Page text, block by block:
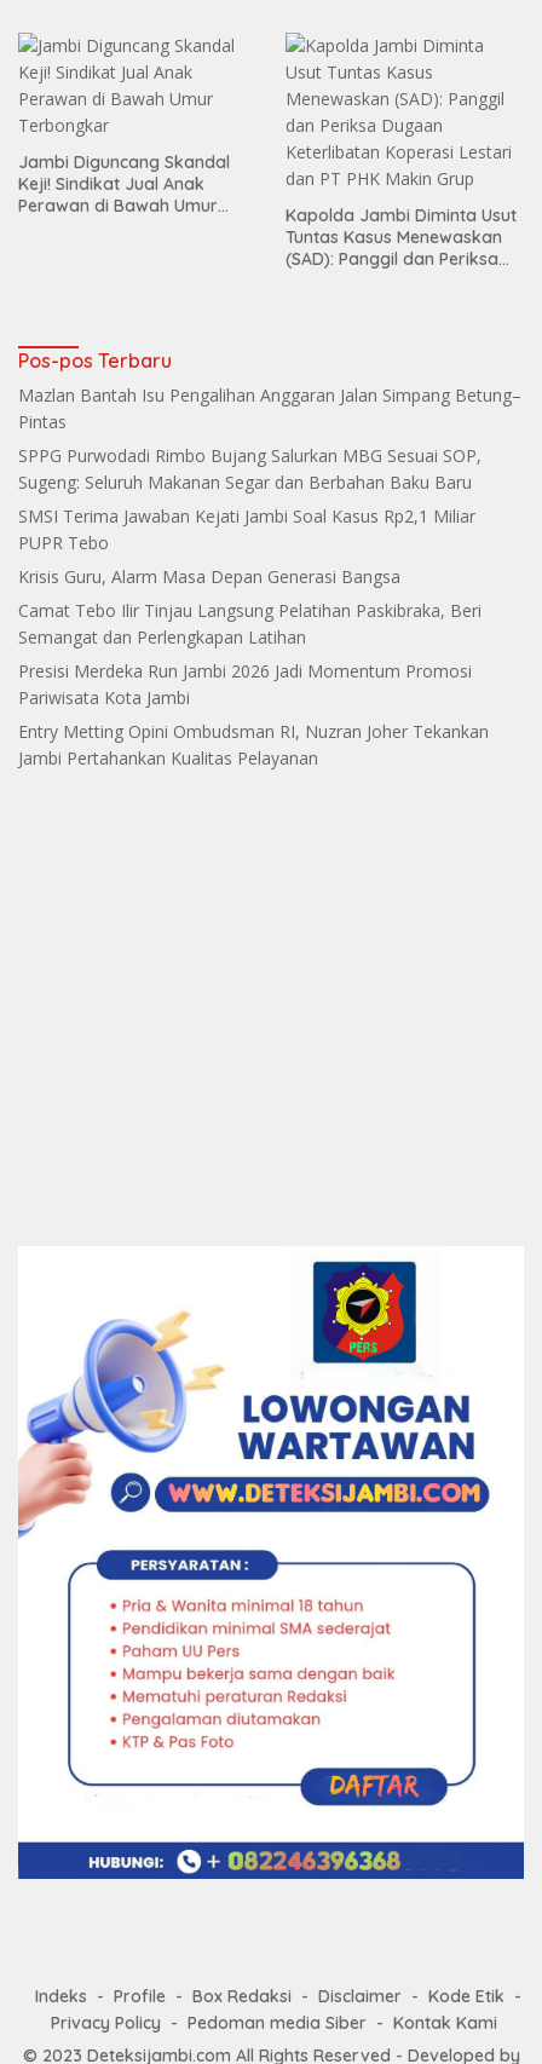
Jambi Diguncang Skandal
Keji! Sindikat Jual Anak
Perawan di Bawah Umur
Kapolda Jambi Diminta Usut
Tuntas Kasus Menewaskan
(SAD): Panggil dan Periksa
Pos-pos Terbaru
Mazlan Bantah Isu Pengalihan Anggaran Jalan Simpang Betung–
Pintas
SPPG Purwodadi Rimbo Bujang Salurkan MBG Sesuai SOP,
Sugeng: Seluruh Makanan Segar dan Berbahan Baku Baru
SMSI Terima Jawaban Kejati Jambi Soal Kasus Rp2,1 Miliar
PUPR Tebo
Krisis Guru, Alarm Masa Depan Generasi Bangsa
Camat Tebo Ilir Tinjau Langsung Pelatihan Paskibraka, Beri
Semangat dan Perlengkapan Latihan
Presisi Merdeka Run Jambi 2026 Jadi Momentum Promosi
Pariwisata Kota Jambi
Entry Metting Opini Ombudsman RI, Nuzran Joher Tekankan
Jambi Pertahankan Kualitas Pelayanan
Indeks Profile Box Redaksi Disclaimer
Kode Etik
Privacy Policy
Pedoman media Siber
Kontak Kami
© 2023 Deteksijambi.com All Rights Reserved - Developed by